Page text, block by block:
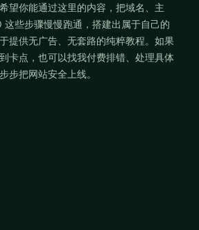
望你能通过这里的内容，把域名、主
这些步骤慢慢跑通，搭建出属于自己的
提供无广告、无套路的纯粹教程。如果
卡点，也可以找我付费排错、处理具体
步把网站安全上线。